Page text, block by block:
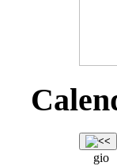
gio